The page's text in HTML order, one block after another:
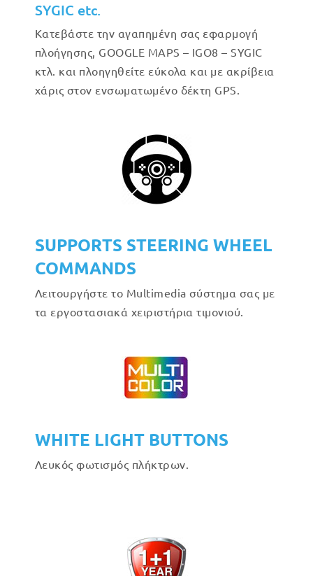
SYGIC etc.
Κατεβάστε την αγαπημένη σας εφαρμογή
πλοήγησης, GOOGLE MAPS – IGO8 – SYGIC
κτλ. και πλοηγηθείτε εύκολα και με ακρίβεια
χάρις στον ενσωματωμένο δέκτη GPS.
SUPPORTS STEERING WHEEL
COMMANDS
Λειτουργήστε το Multimedia σύστημα σας με
τα εργοστασιακά χειριστήρια τιμονιού.
WHITE LIGHT BUTTONS
Λευκός φωτισμός πλήκτρων.